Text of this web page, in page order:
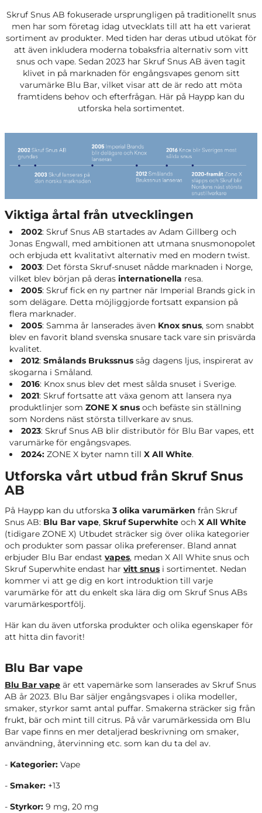
Skruf Snus AB fokuserade ursprungligen på traditionellt snus
men har som företag idag utvecklats till att ha ett varierat
sortiment av produkter. Med tiden har deras utbud utökat för
att även inkludera moderna tobaksfria alternativ som vitt
snus och vape. Sedan 2023 har Skruf Snus AB även tagit
klivet in på marknaden för engångsvapes genom sitt
varumärke Blu Bar, vilket visar att de är redo att möta
framtidens behov och efterfrågan. Här på Haypp kan du
utforska hela sortimentet.
Viktiga årtal från utvecklingen
2002: Skruf Snus AB startades av Adam Gillberg och
Jonas Engwall, med ambitionen att utmana snusmonopolet
och erbjuda ett kvalitativt alternativ med en modern twist.
2003: Det första Skruf-snuset nådde marknaden i Norge,
vilket blev början på deras internationella resa.
2005: Skruf fick en ny partner när Imperial Brands gick in
som delägare. Detta möjliggjorde fortsatt expansion på
flera marknader.
2005: Samma år lanserades även Knox snus, som snabbt
blev en favorit bland svenska snusare tack vare sin prisvärda
kvalitet.
2012: Smålands Brukssnus såg dagens ljus, inspirerat av
skogarna i Småland.
2016: Knox snus blev det mest sålda snuset i Sverige.
2021: Skruf fortsatte att växa genom att lansera nya
produktlinjer som ZONE X snus och befäste sin ställning
som Nordens näst största tillverkare av snus.
2023: Skruf Snus AB blir distributör för Blu Bar vapes, ett
varumärke för engångsvapes.
2024: ZONE X byter namn till X All White.
Utforska vårt utbud från Skruf Snus
AB
På Haypp kan du utforska 3 olika varumärken från Skruf
Snus AB: Blu Bar vape, Skruf Superwhite och X All White
(tidigare ZONE X) Utbudet sträcker sig över olika kategorier
och produkter som passar olika preferenser. Bland annat
erbjuder Blu Bar endast vapes, medan X All White snus och
Skruf Superwhite endast har vitt snus i sortimentet. Nedan
kommer vi att ge dig en kort introduktion till varje
varumärke för att du enkelt ska lära dig om Skruf Snus ABs
varumärkesportfölj.
Här kan du även utforska produkter och olika egenskaper för
att hitta din favorit!
Blu Bar vape
Blu Bar vape är ett vapemärke som lanserades av Skruf Snus
AB år 2023. Blu Bar säljer engångsvapes i olika modeller,
smaker, styrkor samt antal puffar. Smakerna sträcker sig från
frukt, bär och mint till citrus. På vår varumärkessida om Blu
Bar vape finns en mer detaljerad beskrivning om smaker,
användning, återvinning etc. som kan du ta del av.
- Kategorier: Vape
- Smaker: +13
- Styrkor: 9 mg, 20 mg